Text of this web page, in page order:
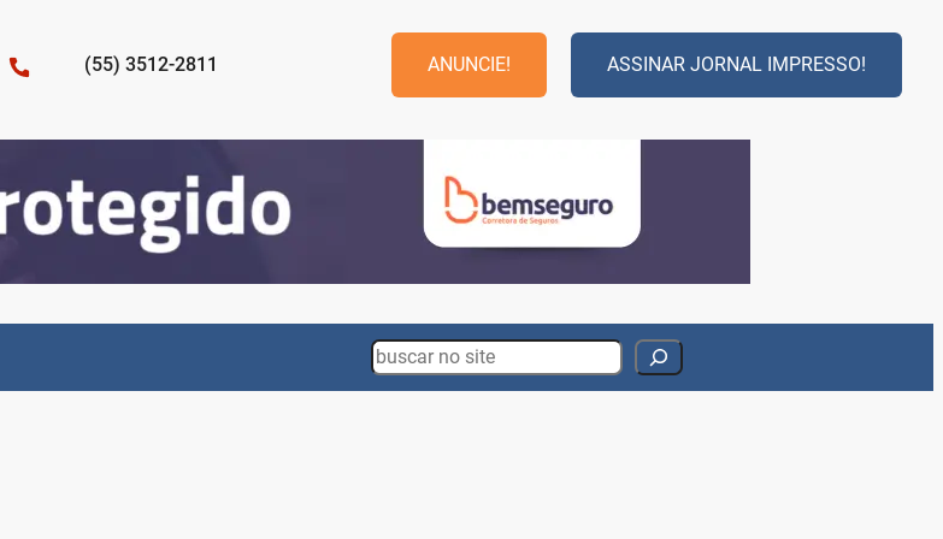
(55) 3512-2811 ANUNCIE! ASSINAR JORNAL IMPRESSO!
Search